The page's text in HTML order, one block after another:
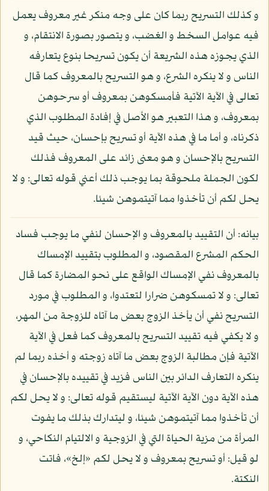
و كذلك التسريح ربما كان على وجه منكر غير معروف يعمل
فيه عوامل السخط و الغضب، و يتصور بصورة الانتقام، و
الذي يجوزه هذه الشريعة أن يكون تسريحا بنوع يتعارفه
الناس و لا ينكره الشرع، و هو التسريح بالمعروف كما قال
تعالى في الآية الآتية فأمسكوهن بمعروف أو سرحوهن
بمعروف، و هذا التعبير هو الأصل في إفادة المطلوب الذي
ذكرناه، و أما ما في هذه الآية أو تسريح بإحسان، حيث قيد
التسريح بالإحسان و هو معنى زائد على المعروف فذلك
لكون الجملة ملحوقة بما يوجب ذلك أعني قوله تعالى: و لا
يحل لكم أن تأخذوا مما آتيتموهن شيئا.
بيانه: أن التقييد بالمعروف و الإحسان لنفي ما يوجب فساد
الحكم المشرع المقصود، و المطلوب بتقييد الإمساك
بالمعروف نفي الإمساك الواقع على نحو المضارة كما قال
تعالى: و لا تمسكوهن ضرارا لتعتدوا، و المطلوب في مورد
التسريح نفي أن يأخذ الزوج بعض ما آتاه للزوجة من المهر،
و لا يكفي فيه تقييد التسريح بالمعروف كما فعل في الآية
الآتية فإن مطالبة الزوج بعض ما آتاه زوجته و أخذه ربما لم
ينكره التعارف الدائر بين الناس فزيد في تقييده بالإحسان في
هذه الآية دون الآية الآتية ليستقيم قوله تعالى: و لا يحل لكم
أن تأخذوا مما آتيتموهن شيئا، و ليتدارك بذلك ما يفوت
المرأة من مزية الحياة التي في الزوجية و الالتيام النكاحي، و
لو قيل: أو تسريح بمعروف و لا يحل لكم «إلخ»، فاتت
النكتة.